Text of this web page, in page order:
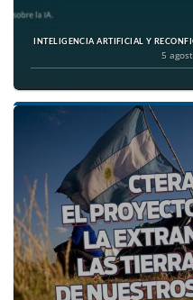
INTELIGENCIA ARTIFICIAL Y
5